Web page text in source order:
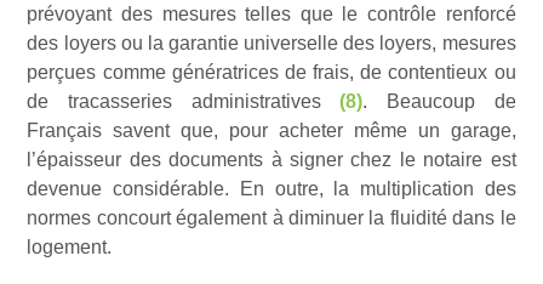
prévoyant des mesures telles que le contrôle renforcé
des loyers ou la garantie universelle des loyers, mesures
perçues comme génératrices de frais, de contentieux ou
de tracasseries administratives(8). Beaucoup de
Français savent que, pour acheter même un garage,
l’épaisseur des documents à signer chez le notaire est
devenue considérable. En outre, la multiplication des
normes concourt également à diminuer la fluidité dans le
logement.